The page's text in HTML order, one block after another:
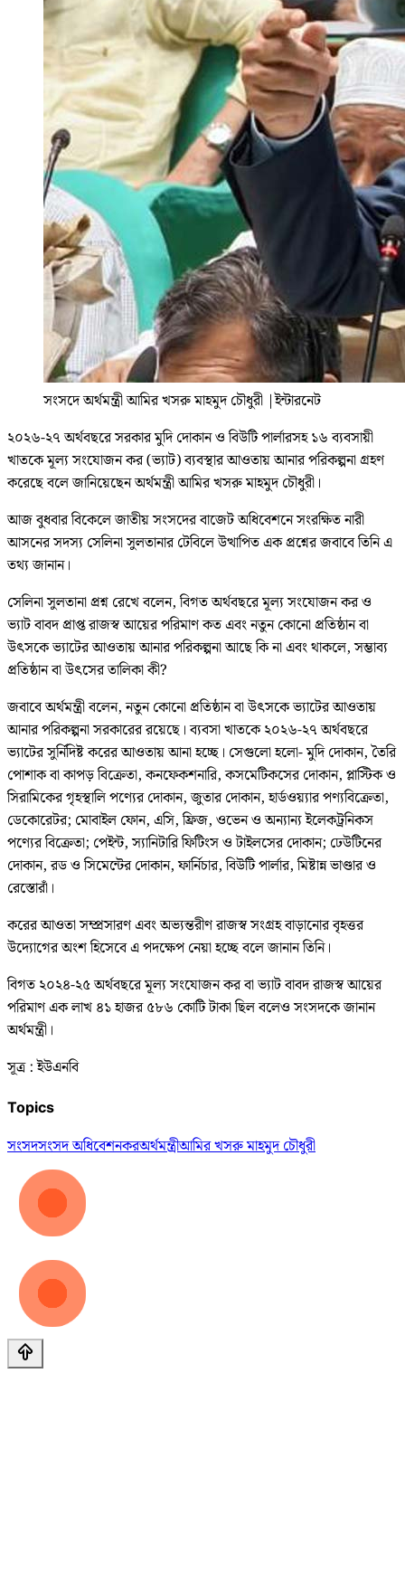
সংসদে অর্থমন্ত্রী আমির খসরু মাহমুদ চৌধুরী |ইন্টারনেট
২০২৬-২৭ অর্থবছরে সরকার মুদি দোকান ও বিউটি পার্লারসহ ১৬ ব্যবসায়ী
খাতকে মূল্য সংযোজন কর (ভ্যাট) ব্যবস্থার আওতায় আনার পরিকল্পনা গ্রহণ
করেছে বলে জানিয়েছেন অর্থমন্ত্রী আমির খসরু মাহমুদ চৌধুরী।
আজ বুধবার বিকেলে জাতীয় সংসদের বাজেট অধিবেশনে সংরক্ষিত নারী
আসনের সদস্য সেলিনা সুলতানার টেবিলে উত্থাপিত এক প্রশ্নের জবাবে তিনি এ
তথ্য জানান।
সেলিনা সুলতানা প্রশ্ন রেখে বলেন, বিগত অর্থবছরে মূল্য সংযোজন কর ও
ভ্যাট বাবদ প্রাপ্ত রাজস্ব আয়ের পরিমাণ কত এবং নতুন কোনো প্রতিষ্ঠান বা
উৎসকে ভ্যাটের আওতায় আনার পরিকল্পনা আছে কি না এবং থাকলে, সম্ভাব্য
প্রতিষ্ঠান বা উৎসের তালিকা কী?
জবাবে অর্থমন্ত্রী বলেন, নতুন কোনো প্রতিষ্ঠান বা উৎসকে ভ্যাটের আওতায়
আনার পরিকল্পনা সরকারের রয়েছে। ব্যবসা খাতকে ২০২৬-২৭ অর্থবছরে
ভ্যাটের সুর্নিদিষ্ট করের আওতায় আনা হচ্ছে। সেগুলো হলো- মুদি দোকান, তৈরি
পোশাক বা কাপড় বিক্রেতা, কনফেকশনারি, কসমেটিকসের দোকান, প্লাস্টিক ও
সিরামিকের গৃহস্থালি পণ্যের দোকান, জুতার দোকান, হার্ডওয়্যার পণ্যবিক্রেতা,
ডেকোরেটর; মোবাইল ফোন, এসি, ফ্রিজ, ওভেন ও অন্যান্য ইলেকট্রনিকস
পণ্যের বিক্রেতা; পেইন্ট, স্যানিটারি ফিটিংস ও টাইলসের দোকান; ঢেউটিনের
দোকান, রড ও সিমেন্টের দোকান, ফার্নিচার, বিউটি পার্লার, মিষ্টান্ন ভাণ্ডার ও
রেস্তোরাঁ।
করের আওতা সম্প্রসারণ এবং অভ্যন্তরীণ রাজস্ব সংগ্রহ বাড়ানোর বৃহত্তর
উদ্যোগের অংশ হিসেবে এ পদক্ষেপ নেয়া হচ্ছে বলে জানান তিনি।
বিগত ২০২৪-২৫ অর্থবছরে মূল্য সংযোজন কর বা ভ্যাট বাবদ রাজস্ব আয়ের
পরিমাণ এক লাখ ৪১ হাজর ৫৮৬ কোটি টাকা ছিল বলেও সংসদকে জানান
অর্থমন্ত্রী।
সূত্র : ইউএনবি
Topics
সংসদসংসদ অধিবেশনকরঅর্থমন্ত্রীআমির খসরু মাহমুদ চৌধুরী